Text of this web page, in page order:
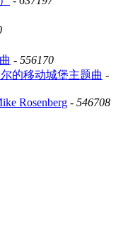
- 556170
的移动城堡主题曲 -
Rosenberg - 546708